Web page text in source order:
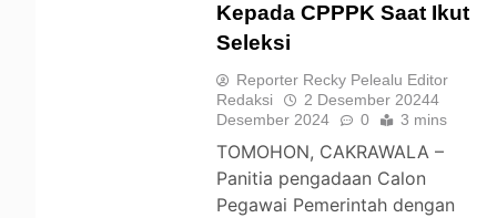
Kepada CPPPK Saat Ikut
Seleksi
Reporter Recky Pelealu Editor
Redaksi
2 Desember 20244
Desember 2024
0 3 mins
TOMOHON, CAKRAWALA –
Panitia pengadaan Calon
Pegawai Pemerintah dengan